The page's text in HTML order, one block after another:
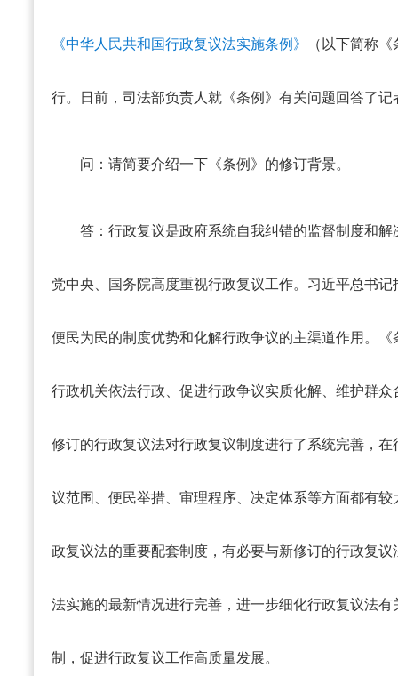
《中华人民共和国行政复议法实施条例》 （以下简称
行。日前，司法部负责人就《条例》有关问题回答了记
问：请简要介绍一下《条例》的修订背景。
答： 行政复议是政府系统自我纠错的监督制度和解
党中央、国务院高度重视行政复议工作。习近平总书
便民为民的制度优势和化解行政争议的主渠道作用。《
行政机关依法行政、促进行政争议实质化解、维护群众
修订的行政复议法对行政复议制度进行了系统完善，
议范围、便民举措、审理程序、决定体系等方面都有
政复议法的重要配套制度，有必要与新修订的行政复
法实施的最新情况进行完善，进一步细化行政复议法
制，促进行政复议工作高质量发展。